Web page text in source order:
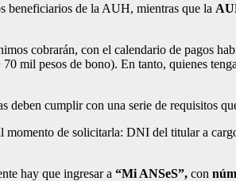
beneficiarios de la AUH, mientras que la
cobrarán, con el calendario de pagos
mil pesos de bono). En tanto, quienes
deben cumplir con una serie de requisitos
momento de solicitarla: DNI del titular a
hay que ingresar a “Mi ANSeS”, con